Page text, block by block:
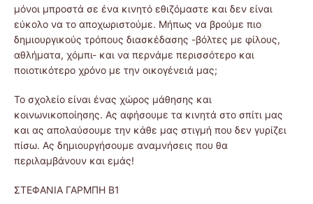
μόνοι μπροστά σε ένα κινητό εθιζόμαστε και δεν είναι
εύκολο να το αποχωριστούμε. Μήπως να βρούμε πιο
δημιουργικούς τρόπους διασκέδασης -βόλτες με φίλους,
αθλήματα, χόμπι- και να περνάμε περισσότερο και
ποιοτικότερο χρόνο με την οικογένειά μας;
Το σχολείο είναι ένας χώρος μάθησης και
κοινωνικοποίησης. Ας αφήσουμε τα κινητά στο σπίτι μας
και ας απολαύσουμε την κάθε μας στιγμή που δεν γυρίζει
πίσω. Ας δημιουργήσουμε αναμνήσεις που θα
περιλαμβάνουν και εμάς!
ΣΤΕΦΑΝΙΑ ΓΑΡΜΠΗ Β1